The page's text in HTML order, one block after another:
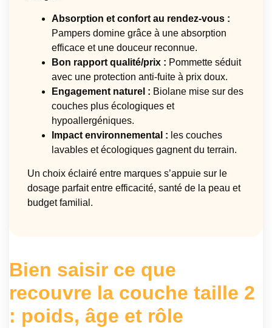
Absorption et confort au rendez-vous :
Pampers domine grâce à une absorption
efficace et une douceur reconnue.
Bon rapport qualité/prix : Pommette séduit
avec une protection anti-fuite à prix doux.
Engagement naturel : Biolane mise sur des
couches plus écologiques et
hypoallergéniques.
Impact environnemental : les couches
lavables et écologiques gagnent du terrain.
Un choix éclairé entre marques s’appuie sur le
dosage parfait entre efficacité, santé de la peau et
budget familial.
Bien saisir ce que
recouvre la couche taille 2
: poids, âge et rôle